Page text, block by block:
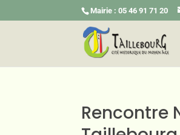
Mairie : 05 46 91 71 20
Rencontre